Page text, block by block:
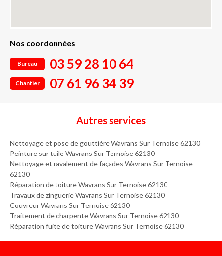
Nos coordonnées
Bureau 03 59 28 10 64
Chantier 07 61 96 34 39
Autres services
Nettoyage et pose de gouttière Wavrans Sur Ternoise 62130
Peinture sur tuile Wavrans Sur Ternoise 62130
Nettoyage et ravalement de façades Wavrans Sur Ternoise
62130
Réparation de toiture Wavrans Sur Ternoise 62130
Travaux de zinguerie Wavrans Sur Ternoise 62130
Couvreur Wavrans Sur Ternoise 62130
Traitement de charpente Wavrans Sur Ternoise 62130
Réparation fuite de toiture Wavrans Sur Ternoise 62130